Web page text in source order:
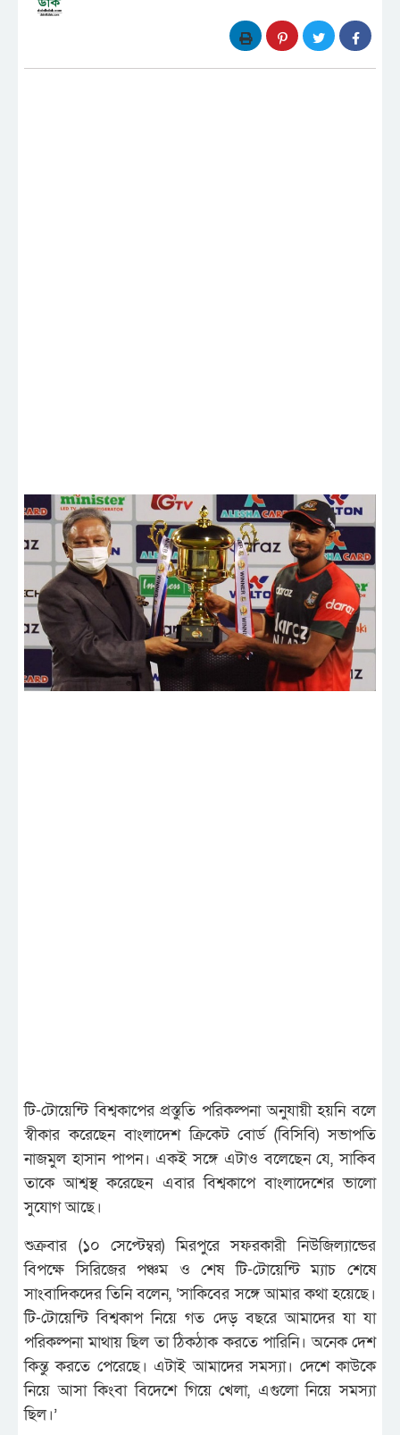
টি-টোয়েন্টি বিশ্বকাপের প্রস্তুতি পরিকল্পনা অনুযায়ী হয়নি বলে
স্বীকার করেছেন বাংলাদেশ ক্রিকেট বোর্ড (বিসিবি) সভাপতি
নাজমুল হাসান পাপন। একই সঙ্গে এটাও বলেছেন যে, সাকিব
তাকে আশ্বস্থ করেছেন এবার বিশ্বকাপে বাংলাদেশের ভালো
সুযোগ আছে।
শুক্রবার (১০ সেপ্টেম্বর) মিরপুরে সফরকারী নিউজিল্যান্ডের
বিপক্ষে সিরিজের পঞ্চম ও শেষ টি-টোয়েন্টি ম্যাচ শেষে
সাংবাদিকদের তিনি বলেন, ‘সাকিবের সঙ্গে আমার কথা হয়েছে।
টি-টোয়েন্টি বিশ্বকাপ নিয়ে গত দেড় বছরে আমাদের যা যা
পরিকল্পনা মাথায় ছিল তা ঠিকঠাক করতে পারিনি। অনেক দেশ
কিন্তু করতে পেরেছে। এটাই আমাদের সমস্যা। দেশে কাউকে
নিয়ে আসা কিংবা বিদেশে গিয়ে খেলা, এগুলো নিয়ে সমস্যা
ছিল।’